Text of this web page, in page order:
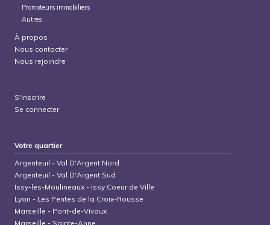
Promoteurs immobiliers
Autres
À propos
Nous contacter
Nous rejoindre
S'inscrire
Se connecter
Votre quartier
Argenteuil -Val D'Argent Nord
Argenteuil -Val D'Argent Sud
Issy-les-Moulineaux - Issy Coeur de Ville
Lyon - Les Pentes de la Croix-Rousse
Marseille - Pont-de-Vivaux
Marseille - Sainte-Anne